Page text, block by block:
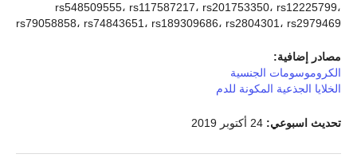
rs548509555، rs117587217، rs201753350، rs12225799،
rs79058858، rs74843651، rs189309686، rs2804301، rs2979469
مصادر إضافية:
الكروموسومات الجنسية
الخلايا الجذعية المكونة للدم
تحديث اسبوعي: